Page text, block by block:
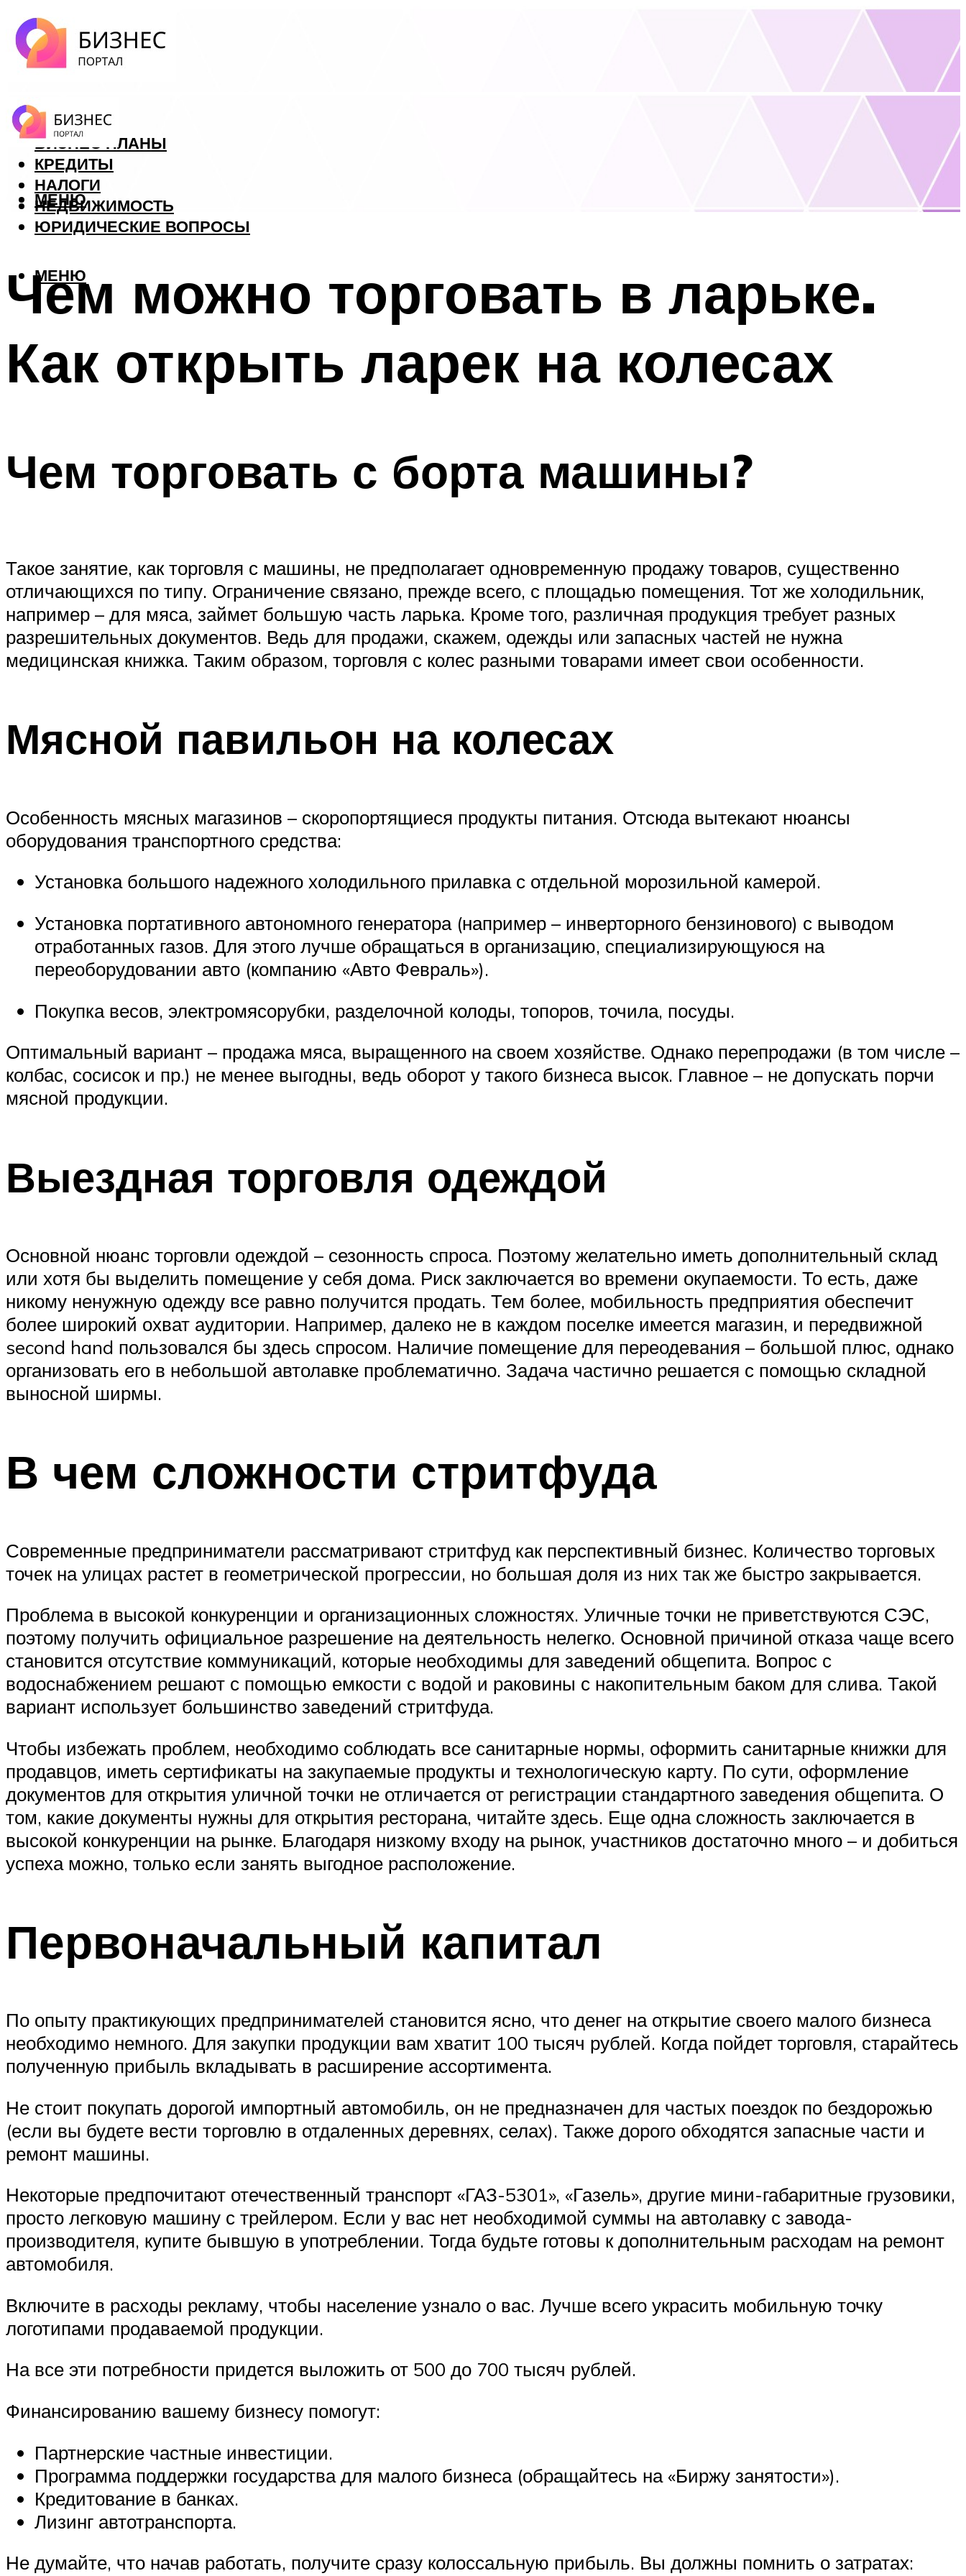
ФОРЕКС
БИЗНЕС ПЛАНЫ
КРЕДИТЫ
НАЛОГИ
НЕДВИЖИМОСТЬ
ЮРИДИЧЕСКИЕ ВОПРОСЫ
МЕНЮ
МЕНЮ
Чем можно торговать в ларьке.
Как открыть ларек на колесах
Чем торговать с борта машины?
Такое занятие, как торговля с машины, не предполагает одновременную продажу товаров, существенно
отличающихся по типу. Ограничение связано, прежде всего, с площадью помещения. Тот же холодильник,
например – для мяса, займет большую часть ларька. Кроме того, различная продукция требует разных
разрешительных документов. Ведь для продажи, скажем, одежды или запасных частей не нужна
медицинская книжка. Таким образом, торговля с колес разными товарами имеет свои особенности.
Мясной павильон на колесах
Особенность мясных магазинов – скоропортящиеся продукты питания. Отсюда вытекают нюансы
оборудования транспортного средства:
Установка большого надежного холодильного прилавка с отдельной морозильной камерой.
Установка портативного автономного генератора (например – инверторного бензинового) с выводом
отработанных газов. Для этого лучше обращаться в организацию, специализирующуюся на
переоборудовании авто (компанию «Авто Февраль»).
Покупка весов, электромясорубки, разделочной колоды, топоров, точила, посуды.
Оптимальный вариант – продажа мяса, выращенного на своем хозяйстве. Однако перепродажи (в том числе –
колбас, сосисок и пр.) не менее выгодны, ведь оборот у такого бизнеса высок. Главное – не допускать порчи
мясной продукции.
Выездная торговля одеждой
Основной нюанс торговли одеждой – сезонность спроса. Поэтому желательно иметь дополнительный склад
или хотя бы выделить помещение у себя дома. Риск заключается во времени окупаемости. То есть, даже
никому ненужную одежду все равно получится продать. Тем более, мобильность предприятия обеспечит
более широкий охват аудитории. Например, далеко не в каждом поселке имеется магазин, и передвижной
second hand пользовался бы здесь спросом. Наличие помещение для переодевания – большой плюс, однако
организовать его в небольшой автолавке проблематично. Задача частично решается с помощью складной
выносной ширмы.
В чем сложности стритфуда
Современные предприниматели рассматривают стритфуд как перспективный бизнес. Количество торговых
точек на улицах растет в геометрической прогрессии, но большая доля из них так же быстро закрывается.
Проблема в высокой конкуренции и организационных сложностях. Уличные точки не приветствуются СЭС,
поэтому получить официальное разрешение на деятельность нелегко. Основной причиной отказа чаще всего
становится отсутствие коммуникаций, которые необходимы для заведений общепита. Вопрос с
водоснабжением решают с помощью емкости с водой и раковины с накопительным баком для слива. Такой
вариант использует большинство заведений стритфуда.
Чтобы избежать проблем, необходимо соблюдать все санитарные нормы, оформить санитарные книжки для
продавцов, иметь сертификаты на закупаемые продукты и технологическую карту. По сути, оформление
документов для открытия уличной точки не отличается от регистрации стандартного заведения общепита. О
том, какие документы нужны для открытия ресторана, читайте здесь. Еще одна сложность заключается в
высокой конкуренции на рынке. Благодаря низкому входу на рынок, участников достаточно много – и добиться
успеха можно, только если занять выгодное расположение.
Первоначальный капитал
По опыту практикующих предпринимателей становится ясно, что денег на открытие своего малого бизнеса
необходимо немного. Для закупки продукции вам хватит 100 тысяч рублей. Когда пойдет торговля, старайтесь
полученную прибыль вкладывать в расширение ассортимента.
Не стоит покупать дорогой импортный автомобиль, он не предназначен для частых поездок по бездорожью
(если вы будете вести торговлю в отдаленных деревнях, селах). Также дорого обходятся запасные части и
ремонт машины.
Некоторые предпочитают отечественный транспорт «ГАЗ-5301», «Газель», другие мини-габаритные грузовики,
просто легковую машину с трейлером. Если у вас нет необходимой суммы на автолавку с завода-
производителя, купите бывшую в употреблении. Тогда будьте готовы к дополнительным расходам на ремонт
автомобиля.
Включите в расходы рекламу, чтобы население узнало о вас. Лучше всего украсить мобильную точку
логотипами продаваемой продукции.
На все эти потребности придется выложить от 500 до 700 тысяч рублей.
Финансированию вашему бизнесу помогут:
Партнерские частные инвестиции.
Программа поддержки государства для малого бизнеса (обращайтесь на «Биржу занятости»).
Кредитование в банках.
Лизинг автотранспорта.
Не думайте, что начав работать, получите сразу колоссальную прибыль. Вы должны помнить о затратах: